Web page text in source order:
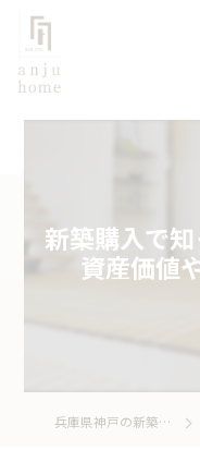
新築購入で
資産価値
兵庫県神戸の新築なら株式会社あんじゅホーム